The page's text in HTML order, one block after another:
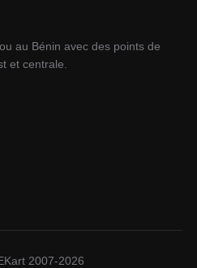
au Bénin avec des points de
et centrale.
2007-2026